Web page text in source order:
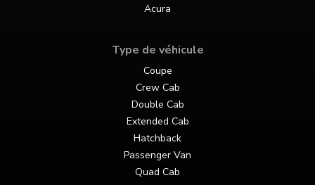
Acura
Type de véhicule
Coupe
Crew Cab
Double Cab
Extended Cab
Hatchback
Passenger Van
Quad Cab